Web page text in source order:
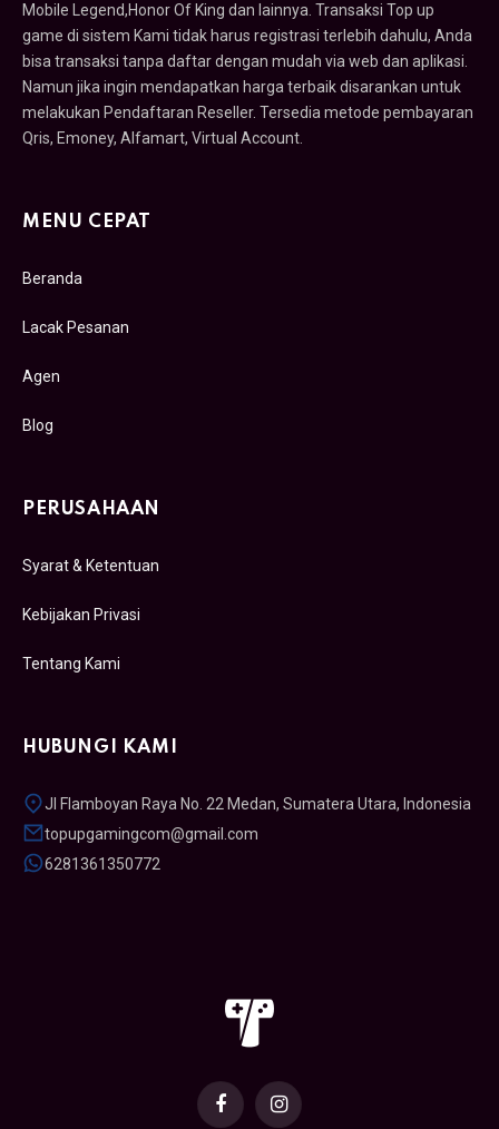
Mobile Legend,Honor Of King dan lainnya. Transaksi Top up
game di sistem Kami tidak harus registrasi terlebih dahulu, Anda
bisa transaksi tanpa daftar dengan mudah via web dan aplikasi.
Namun jika ingin mendapatkan harga terbaik disarankan untuk
melakukan Pendaftaran Reseller. Tersedia metode pembayaran
Qris, Emoney, Alfamart, Virtual Account.
MENU CEPAT
Beranda
Lacak Pesanan
Agen
Blog
PERUSAHAAN
Syarat & Ketentuan
Kebijakan Privasi
Tentang Kami
HUBUNGI KAMI
Jl Flamboyan Raya No. 22 Medan, Sumatera Utara, Indonesia
topupgamingcom@gmail.com
6281361350772
FacebookInstagram